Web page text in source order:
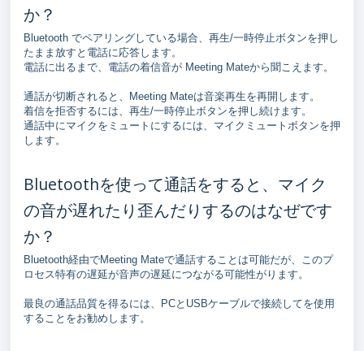
か？
Bluetooth でペアリングしている場合、再生/一時停止ボタンを押し
たまま放すと電話に応答します。
電話に出るまで、電話の着信音が Meeting Mateから聞こえます。
通話が切断されると、Meeting Mateは音楽再生を再開します。
着信を拒否するには、再生/一時停止ボタンを押し続けます。
通話中にマイクをミュートにするには、マイクミュートボタンを押
します。
Bluetoothを使って通話をすると、マイク
の音が遅れたり歪んだりするのはなぜです
か？
Bluetooth経由でMeeting Mateで通話することは可能だが、このプ
ロセス特有の遅延が音声の遅延につながる可能性がります。
最良の通話品質を得るには、PCとUSBケーブルで接続してを使用
することをお勧めします。